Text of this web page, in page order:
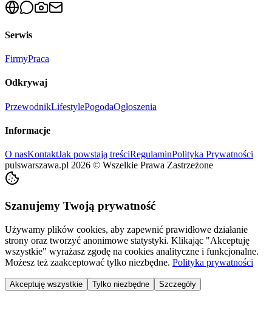
Serwis
FirmyPraca
Odkrywaj
PrzewodnikLifestylePogodaOgłoszenia
Informacje
O nasKontaktJak powstają treściRegulaminPolityka Prywatności
pulswarszawa.pl 2026 © Wszelkie Prawa Zastrzeżone
Szanujemy Twoją prywatność
Używamy plików cookies, aby zapewnić prawidłowe działanie
strony oraz tworzyć anonimowe statystyki. Klikając "Akceptuję
wszystkie" wyrażasz zgodę na cookies analityczne i funkcjonalne.
Możesz też zaakceptować tylko niezbędne. Polityka prywatności
Akceptuję wszystkie Tylko niezbędne Szczegóły